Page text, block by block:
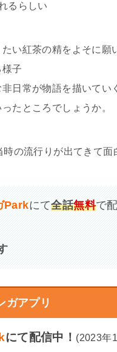
るらしい
い紅茶の精をよそに願
子
日常が物語を描いてい
たところでしょうか。
の流行りが出てきて面
Parkにて全話無料で
ガアプリ
にて配信中！ (2023年